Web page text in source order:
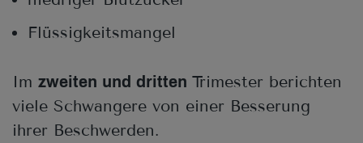
Flüssigkeitsmangel
Im zweiten und dritten Trimester berichten
viele Schwangere von einer Besserung
ihrer Beschwerden.